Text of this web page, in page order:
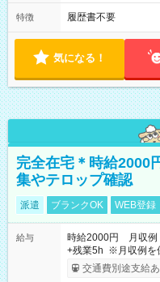
特徴 履歴書不要
気になる！
完全在宅＊時給2000
集やテロップ確認
派遣 ブランクOK WEB登録
給与
時給2000円 月収例
+残業5h ※月収例を
取りサービス利用可
交通費別途支給あ